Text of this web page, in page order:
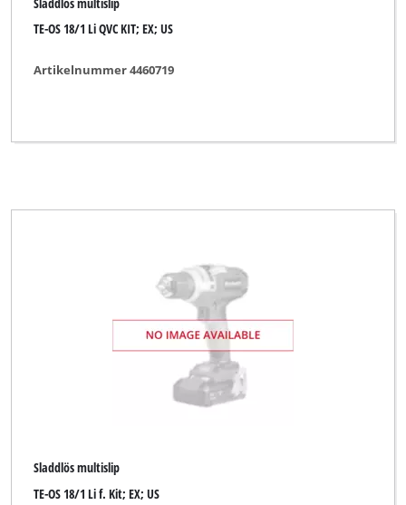
TE-OS 18/1 Li QVC KIT; EX; US
Artikelnummer 4460719
Sladdlös multislip
TE-OS 18/1 Li f. Kit; EX; US